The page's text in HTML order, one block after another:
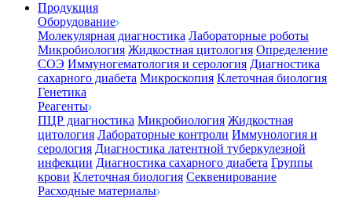
Продукция
Оборудование
Молекулярная диагностика Лабораторные роботы
Микробиология Жидкостная цитология Определение
СОЭ Иммуногематология и серология Диагностика
сахарного диабета Микроскопия Клеточная биология
Генетика
Реагенты
ПЦР диагностика Микробиология Жидкостная
цитология Лабораторные контроли Иммунология и
серология Диагностика латентной туберкулезной
инфекции Диагностика сахарного диабета Группы
крови Клеточная биология Секвенирование
Расходные материалы